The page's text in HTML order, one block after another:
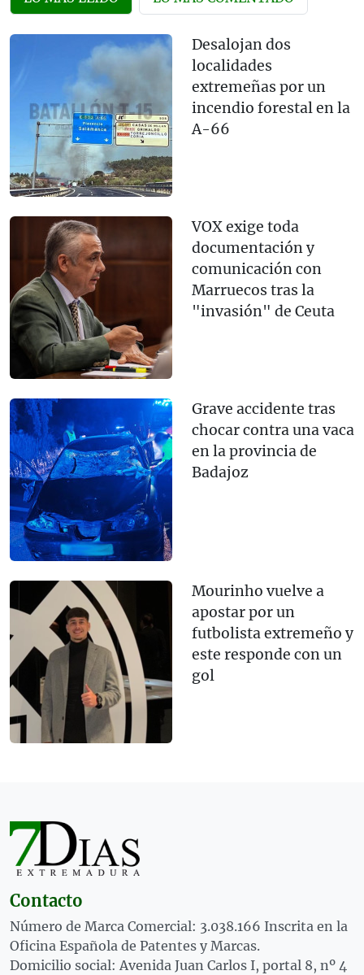
Desalojan dos
localidades
extremeñas por un
incendio forestal en la
A-66
VOX exige toda
documentación y
comunicación con
Marruecos tras la
"invasión" de Ceuta
Grave accidente tras
chocar contra una vaca
en la provincia de
Badajoz
Mourinho vuelve a
apostar por un
futbolista extremeño y
este responde con un
gol
Contacto
Número de Marca Comercial: 3.038.166 Inscrita en la
Oficina Española de Patentes y Marcas.
Domicilio social: Avenida Juan Carlos I, portal 8, nº 4